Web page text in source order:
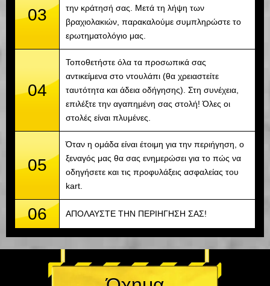
03
την κράτησή σας. Μετά τη λήψη των
βραχιολακιών, παρακαλούμε συμπληρώστε το
ερωτηματολόγιο μας.
04
Τοποθετήστε όλα τα προσωπικά σας
αντικείμενα στο ντουλάπι (θα χρειαστείτε
ταυτότητα και άδεια οδήγησης). Στη συνέχεια,
επιλέξτε την αγαπημένη σας στολή! Όλες οι
στολές είναι πλυμένες.
05
Όταν η ομάδα είναι έτοιμη για την περιήγηση, ο
ξεναγός μας θα σας ενημερώσει για το πώς να
οδηγήσετε και τις προφυλάξεις ασφαλείας του
kart.
06 ΑΠΟΛΑΥΣΤΕ ΤΗΝ ΠΕΡΙΗΓΗΣΗ ΣΑΣ!